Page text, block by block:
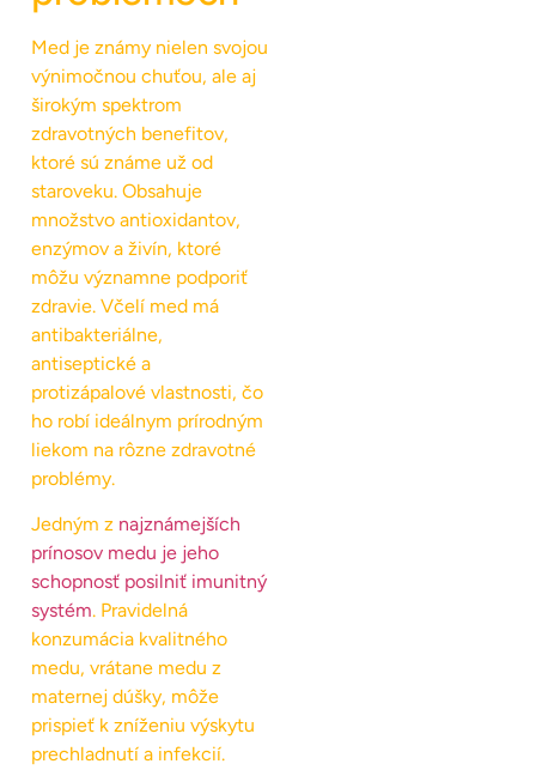
Med je známy nielen svojou
výnimočnou chuťou, ale aj
širokým spektrom
zdravotných benefitov,
ktoré sú známe už od
staroveku. Obsahuje
množstvo antioxidantov,
enzýmov a živín, ktoré
môžu významne podporiť
zdravie. Včelí med má
antibakteriálne,
antiseptické a
protizápalové vlastnosti, čo
ho robí ideálnym prírodným
liekom na rôzne zdravotné
problémy.
Jedným z najznámejších
prínosov medu je jeho
schopnosť posilniť imunitný
systém. Pravidelná
konzumácia kvalitného
medu, vrátane medu z
maternej dúšky, môže
prispieť k zníženiu výskytu
prechladnutí a infekcií.